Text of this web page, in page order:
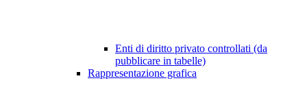
Enti di diritto privato controllati (da
pubblicare in tabelle)
Rappresentazione grafica